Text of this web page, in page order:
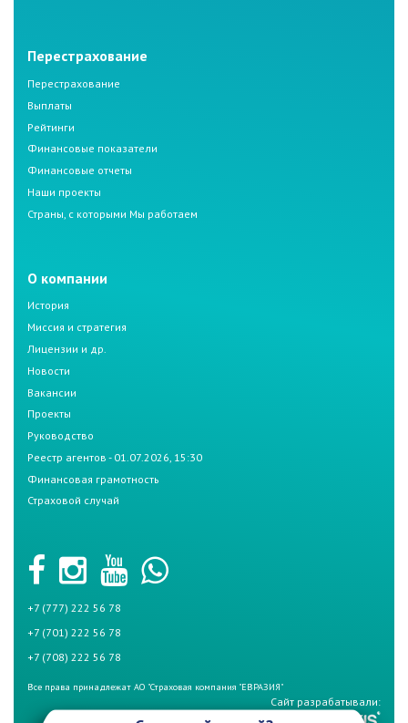
Перестрахование
Перестрахование
Выплаты
Рейтинги
Финансовые показатели
Финансовые отчеты
Наши проекты
Страны, с которыми Мы работаем
О компании
История
Миссия и стратегия
Лицензии и др.
Новости
Вакансии
Проекты
Руководство
Реестр агентов - 01.07.2026, 15:30
Финансовая грамотность
Страховой случай
+7 (777) 222 56 78
+7 (701) 222 56 78
+7 (708) 222 56 78
Все права принадлежат АО "Страховая компания "ЕВРАЗИЯ"
Сайт разрабатывали: